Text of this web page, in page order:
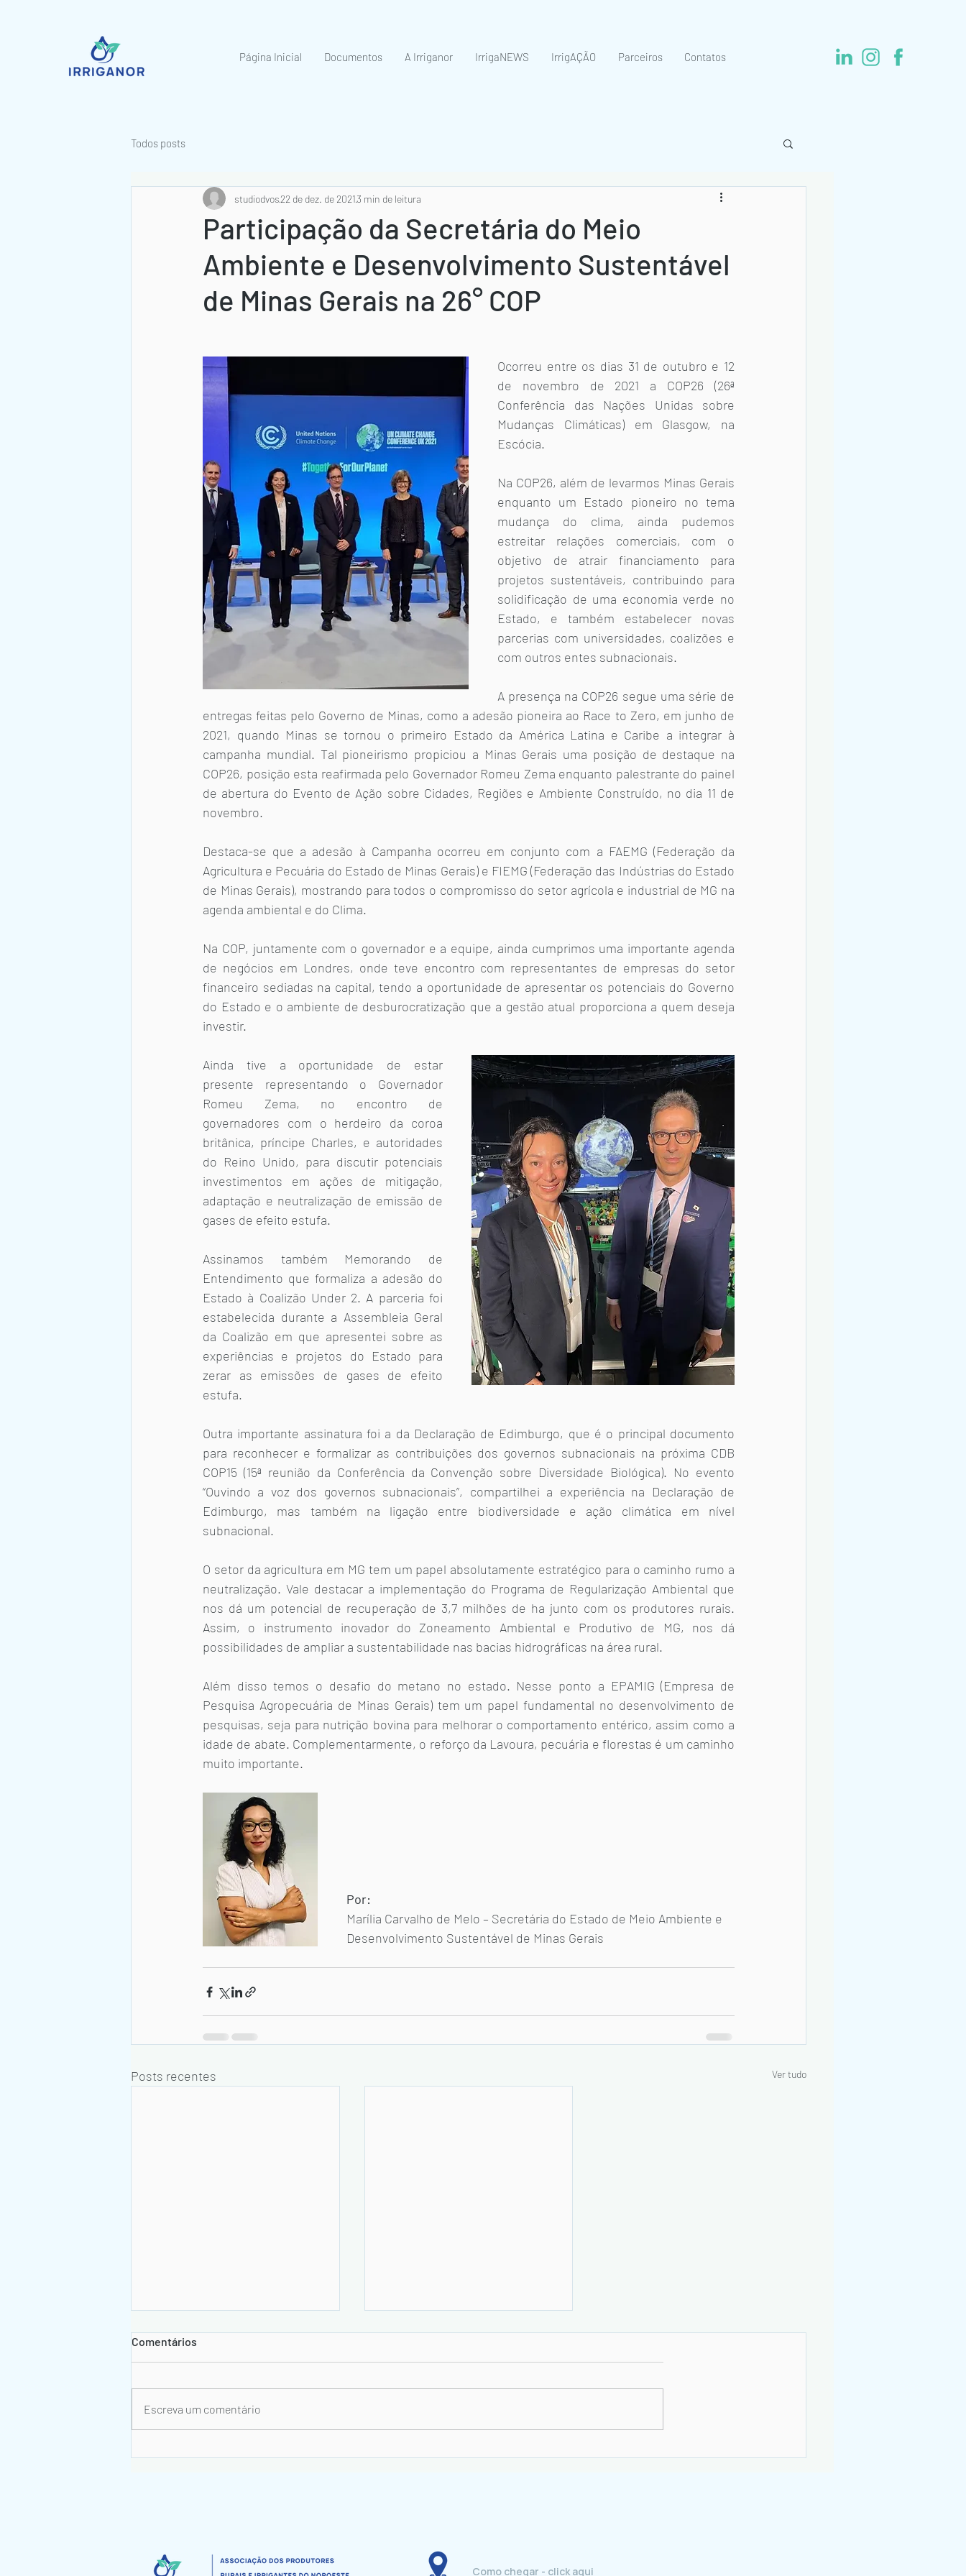
Página Inicial Documentos A Irriganor IrrigaNEWS IrrigAÇÃO Parceiros Contatos
Todos posts
Participação da Secretária do Meio
Ambiente e Desenvolvimento Sustentável
de Minas Gerais na 26° COP
studiodvos22 de dez. de 20213 min de leitura
Ocorreu entre os dias 31 de outubro e 12
de novembro de 2021 a COP26 (26ª
Conferência das Nações Unidas sobre
Mudanças Climáticas) em Glasgow, na
Escócia.
Na COP26, além de levarmos Minas Gerais
enquanto um Estado pioneiro no tema
mudança do clima, ainda pudemos
estreitar relações comerciais, com o
objetivo de atrair financiamento para
projetos sustentáveis, contribuindo para
solidificação de uma economia verde no
Estado, e também estabelecer novas
parcerias com universidades, coalizões e
com outros entes subnacionais.
A presença na COP26 segue uma série de
entregas feitas pelo Governo de Minas, como a adesão pioneira ao Race to Zero, em junho de
2021, quando Minas se tornou o primeiro Estado da América Latina e Caribe a integrar à
campanha mundial. Tal pioneirismo propiciou a Minas Gerais uma posição de destaque na
COP26, posição esta reafirmada pelo Governador Romeu Zema enquanto palestrante do painel
de abertura do Evento de Ação sobre Cidades, Regiões e Ambiente Construído, no dia 11 de
novembro.
Destaca-se que a adesão à Campanha ocorreu em conjunto com a FAEMG (Federação da
Agricultura e Pecuária do Estado de Minas Gerais) e FIEMG (Federação das Indústrias do Estado
de Minas Gerais), mostrando para todos o compromisso do setor agrícola e industrial de MG na
agenda ambiental e do Clima.
Na COP, juntamente com o governador e a equipe, ainda cumprimos uma importante agenda
de negócios em Londres, onde teve encontro com representantes de empresas do setor
financeiro sediadas na capital, tendo a oportunidade de apresentar os potenciais do Governo
do Estado e o ambiente de desburocratização que a gestão atual proporciona a quem deseja
investir.
Ainda tive a oportunidade de estar
presente representando o Governador
Romeu Zema, no encontro de
governadores com o herdeiro da coroa
britânica, príncipe Charles, e autoridades
do Reino Unido, para discutir potenciais
investimentos em ações de mitigação,
adaptação e neutralização de emissão de
gases de efeito estufa.
Assinamos também Memorando de
Entendimento que formaliza a adesão do
Estado à Coalizão Under 2. A parceria foi
estabelecida durante a Assembleia Geral
da Coalizão em que apresentei sobre as
experiências e projetos do Estado para
zerar as emissões de gases de efeito
estufa.
Outra importante assinatura foi a da Declaração de Edimburgo, que é o principal documento
para reconhecer e formalizar as contribuições dos governos subnacionais na próxima CDB
COP15 (15ª reunião da Conferência da Convenção sobre Diversidade Biológica). No evento
“Ouvindo a voz dos governos subnacionais”, compartilhei a experiência na Declaração de
Edimburgo, mas também na ligação entre biodiversidade e ação climática em nível
subnacional.
O setor da agricultura em MG tem um papel absolutamente estratégico para o caminho rumo a
neutralização. Vale destacar a implementação do Programa de Regularização Ambiental que
nos dá um potencial de recuperação de 3,7 milhões de ha junto com os produtores rurais.
Assim, o instrumento inovador do Zoneamento Ambiental e Produtivo de MG, nos dá
possibilidades de ampliar a sustentabilidade nas bacias hidrográficas na área rural.
Além disso temos o desafio do metano no estado. Nesse ponto a EPAMIG (Empresa de
Pesquisa Agropecuária de Minas Gerais) tem um papel fundamental no desenvolvimento de
pesquisas, seja para nutrição bovina para melhorar o comportamento entérico, assim como a
idade de abate. Complementarmente, o reforço da Lavoura, pecuária e florestas é um caminho
muito importante.
Por:
Marília Carvalho de Melo – Secretária do Estado de Meio Ambiente e
Desenvolvimento Sustentável de Minas Gerais
Posts recentes Ver tudo
Comentários
Escreva um comentário
Como chegar - click aqui